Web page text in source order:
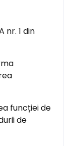
nr. 1 din
funcției de
de